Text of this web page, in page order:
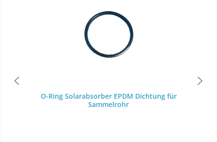
O-Ring Solarabsorber EPDM Dichtung für
Sammelrohr